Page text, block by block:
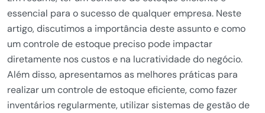
essencial para o sucesso de qualquer empresa. Neste
artigo, discutimos a importância deste assunto e como
um controle de estoque preciso pode impactar
diretamente nos custos e na lucratividade do negócio.
Além disso, apresentamos as melhores práticas para
realizar um controle de estoque eficiente, como fazer
inventários regularmente, utilizar sistemas de gestão de